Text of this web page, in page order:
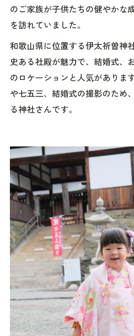
のご家族が子供たちの健やかな
を訪れていました。
和歌山県に位置する伊太祈曽神
史ある社殿が魅力で、結婚式、
のロケーションと人気がありま
や七五三、結婚式の撮影のため
る神社さんです。